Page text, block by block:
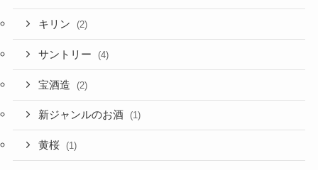
キリン (2)
サントリー (4)
宝酒造 (2)
新ジャンルのお酒 (1)
黄桜 (1)